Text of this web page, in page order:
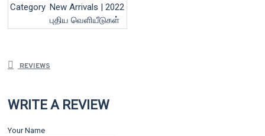
Category New Arrivals | 2022
புதிய வெளியீடுகள்
REVIEWS
WRITE A REVIEW
Your Name